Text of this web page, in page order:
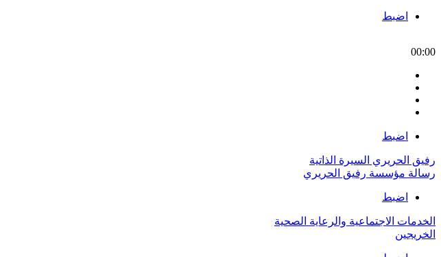
اضبط
00:00
اضبط
رفيق الحريري السيرة الذاتية
رسالة مؤسسة رفيق الحريري
اضبط
الخدمات الاجتماعية والرعاية الصحية
الخريجين